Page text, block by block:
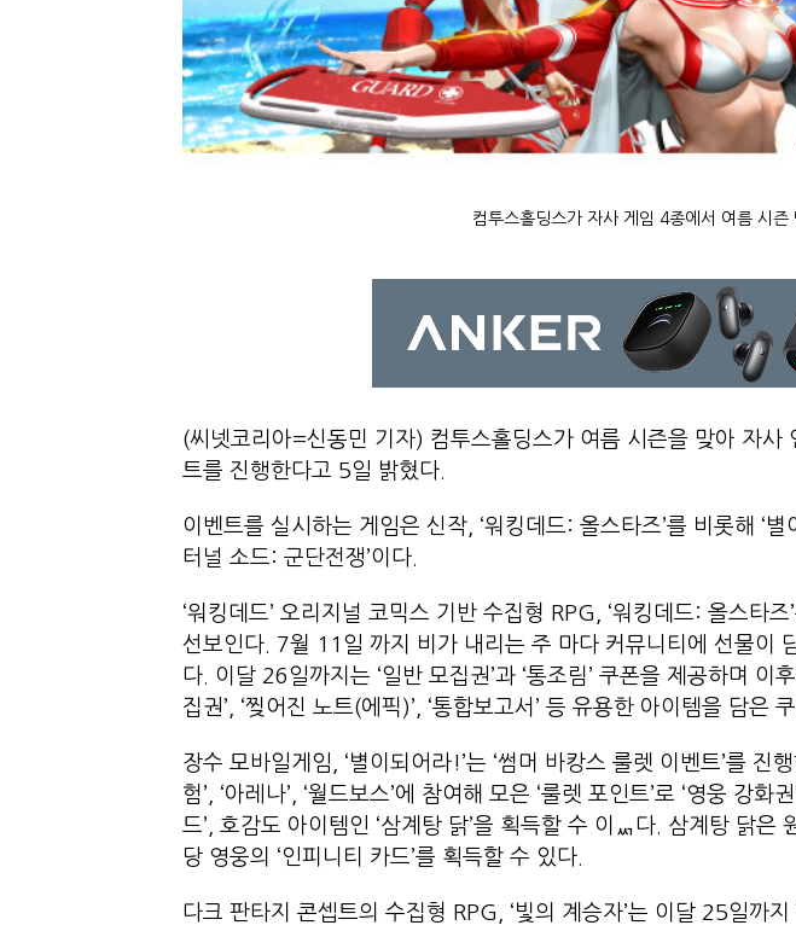
컴투스홀딩스가 자사 게임 4종에서 여름 시
(씨넷코리아=신동민 기자) 컴투스홀딩스가 여름 시즌을 맞아 자사
트를 진행한다고 5일 밝혔다.
이벤트를 실시하는 게임은 신작, ‘워킹데드: 올스타즈’를 비롯해 ‘별
터널 소드: 군단전쟁’이다.
‘워킹데드’ 오리지널 코믹스 기반 수집형 RPG, ‘워킹데드: 올스타즈
선보인다. 7월 11일 까지 비가 내리는 주 마다 커뮤니티에 선물이
다. 이달 26일까지는 ‘일반 모집권’과 ‘통조림’ 쿠폰을 제공하며 이
집권’, ‘찢어진 노트(에픽)’, ‘통합보고서’ 등 유용한 아이템을 담은
장수 모바일게임, ‘별이되어라!’는 ‘썸머 바캉스 룰렛 이벤트’를 진
험’, ‘아레나’, ‘월드보스’에 참여해 모은 ‘룰렛 포인트’로 ‘영웅 강화
드’, 호감도 아이템인 ‘삼계탕 닭’을 획득할 수 이ퟬ다. 삼계탕 닭은
당 영웅의 ‘인피니티 카드’를 획득할 수 있다.
다크 판타지 콘셉트의 수집형 RPG, ‘빛의 계승자’는 이달 25일까